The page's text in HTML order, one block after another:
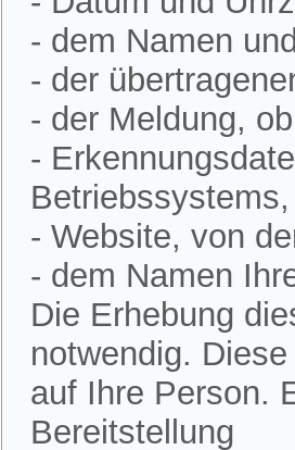
- dem Namen
- der
- der Meldung,
-
Betriebssystems,
- Website, von
- dem Namen
Die Erhebung
notwendig.
auf Ihre Person.
Bereitstellung